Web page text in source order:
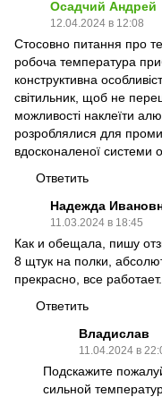
Осадчий Андрей
12.04.2024 в 12:08
Стосовно питання про
робоча температура
конструктивна
світильник, щоб не
можливості наклеїти
розроблялися для
вдосконаленої системи
Ответить
Надежда
11.03.2024 в 18:45
Как и обещала, пишу
8 щтук на полки,
прекрасно, все
Ответить
Владислав
11.04.2024 в
Подскажите
сильной